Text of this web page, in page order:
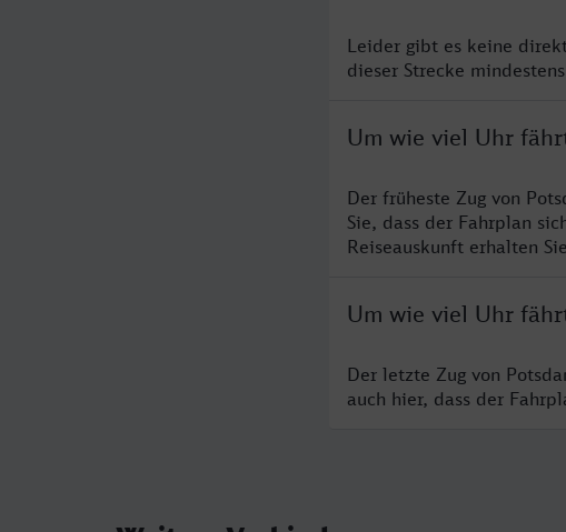
Leider gibt es keine
dieser Strecke
Um wie viel Uhr
Der früheste Zug von
Sie, dass der Fahrplan
Reiseauskunft erhalten
Um wie viel Uhr
Der letzte Zug von
auch hier, dass der